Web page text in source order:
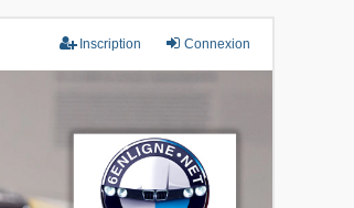
Connexion
Inscription